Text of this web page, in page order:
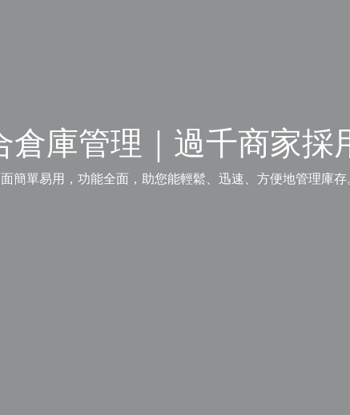
倉庫管理｜過千商家採
簡單易用，功能全面，助您能輕鬆、迅速、方便地管理庫